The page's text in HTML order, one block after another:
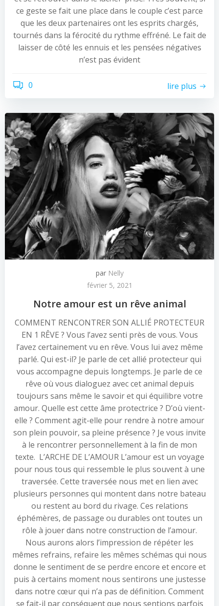
ce geste se fait une place dans le couple c’est parce
que les deux partenaires ont les esprits chargés,
tournés dans la férocité du rythme effréné. Le fait de
laisser de côté les ennuis et les pensées négatives
n’est pas évident
0 lire plus
par Nelly
février 5, 2021
Notre amour est un rêve animal
COMMENT RENCONTRER SON ALLIÉ PROTECTEUR
EN 1 RÊVE ? Vous l’avez senti près de vous. Vous
l’avez certainement vu en rêve. Vous lui avez même
parlé. Qui est-il? Je parle de cet allié protecteur qui
vous accompagne depuis longtemps. Je parle de ce
rêve où vous dialoguez avec cet animal depuis
toujours sans même le savoir et qui équilibre votre
amour. Quelle est cette âme protectrice ? D’où vient-
elle ? Comment agit-elle pour rendre à notre amour
son plein pouvoir, sa pleine présence ? Je vous invite
à le rencontrer personnellement à la fin de mon
texte. L’ARCHE DE L’AMOUR L’amour est un voyage
pour nous tous qui ressemble le plus souvent à une
traversée. Cette traversée nous met en lien avec
plusieurs personnes qui montent dans notre bateau
ou restent au bord du rivage. Ces relations
éphémères, de passage ou durables ont toutes un
rôle à jouer dans notre construction de l’amour.
Nous aurons alors l’impression de répéter les
mêmes refrains, refaire les mêmes schémas qui nous
donne le sentiment de se perdre encore et encore et
puis à certains moment nous sentirons une justesse
dans notre cœur qui n’a pas de définition. Comment
se fait-il par conséquent que nous sentions parfois